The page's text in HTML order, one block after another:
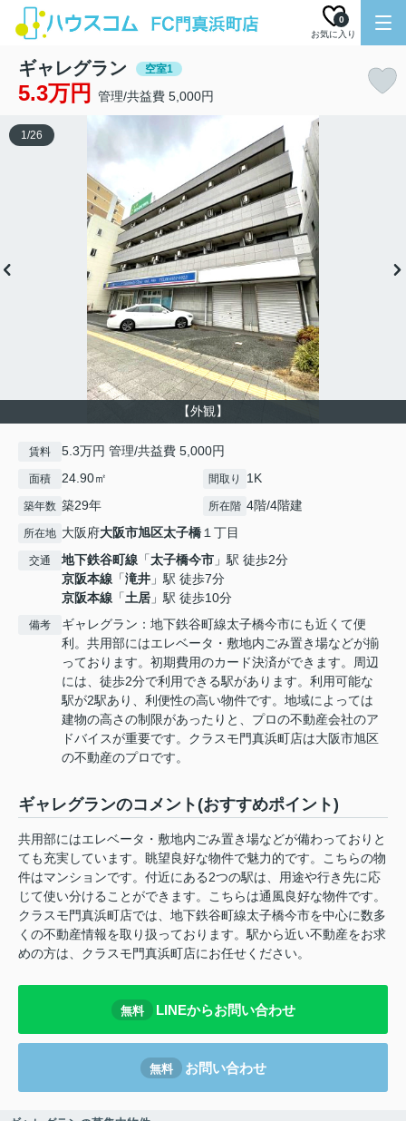
お気に入り
0
ギャレグラン 空室1
5.3万円 管理/共益費 5,000円
【外観】
1/26
賃料 5.3万円 管理/共益費 5,000円
面積 24.90㎡ 間取り 1K
築年数 築29年 所在階 4階/4階建
所在地 大阪府大阪市旭区太子橋１丁目
交通 地下鉄谷町線 「太子橋今市 」駅 徒歩2分
京阪本線 「滝井 」駅 徒歩7分
京阪本線 「土居 」駅 徒歩10分
備考
ギャレグラン：地下鉄谷町線太子橋今市にも近くて便
利。共用部にはエレベータ・敷地内ごみ置き場などが揃
っております。初期費用のカード決済ができます。周辺
には、徒歩2分で利用できる駅があります。利用可能な
駅が2駅あり、利便性の高い物件です。地域によっては
建物の高さの制限があったりと、プロの不動産会社のア
ドバイスが重要です。クラスモ門真浜町店は大阪市旭区
の不動産のプロです。
ギャレグランのコメント(おすすめポイント)
共用部にはエレベータ・敷地内ごみ置き場などが備わっておりと
ても充実しています。眺望良好な物件で魅力的です。こちらの物
件はマンションです。付近にある2つの駅は、用途や行き先に応
じて使い分けることができます。こちらは通風良好な物件です。
クラスモ門真浜町店では、地下鉄谷町線太子橋今市を中心に数多
くの不動産情報を取り扱っております。駅から近い不動産をお求
めの方は、クラスモ門真浜町店にお任せください。
無料 LINEからお問い合わせ
無料 お問い合わせ